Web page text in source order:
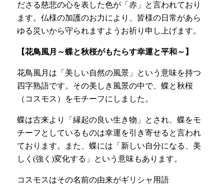
ださる慈悲の心を表した色が「赤」と言われており
ます。仏様の加護のお力により、皆様の日常があら
ゆる災いから守られますようお祈り申し上げます。
【花鳥風月～蝶と秋桜がもたらす幸運と平和～ 】
花鳥風月は「美しい自然の風景」という意味を持つ
四字熟語です。その美しき風景の中で、蝶と秋桜
（コスモス）をモチーフにしました。
蝶は古来より「縁起の良い生き物」とされ、蝶をモ
チーフとしているものは幸運を引き寄せると言われ
ております。また、蝶には「新しい自分になる、美
しく(強く)変化する」という意味もあります。
コスモスはその名前の由来がギリシャ用語